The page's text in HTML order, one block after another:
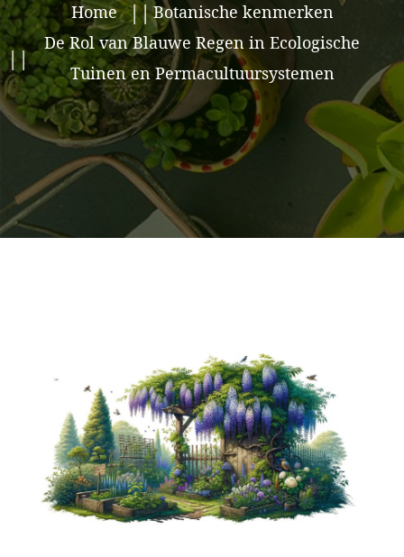
Home
Botanische kenmerken
De Rol van Blauwe Regen in Ecologische
Tuinen en Permacultuursystemen